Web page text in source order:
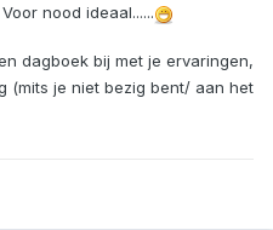
nood ideaal......
dagboek bij met je ervaringen,
(mits je niet bezig bent/ aan het